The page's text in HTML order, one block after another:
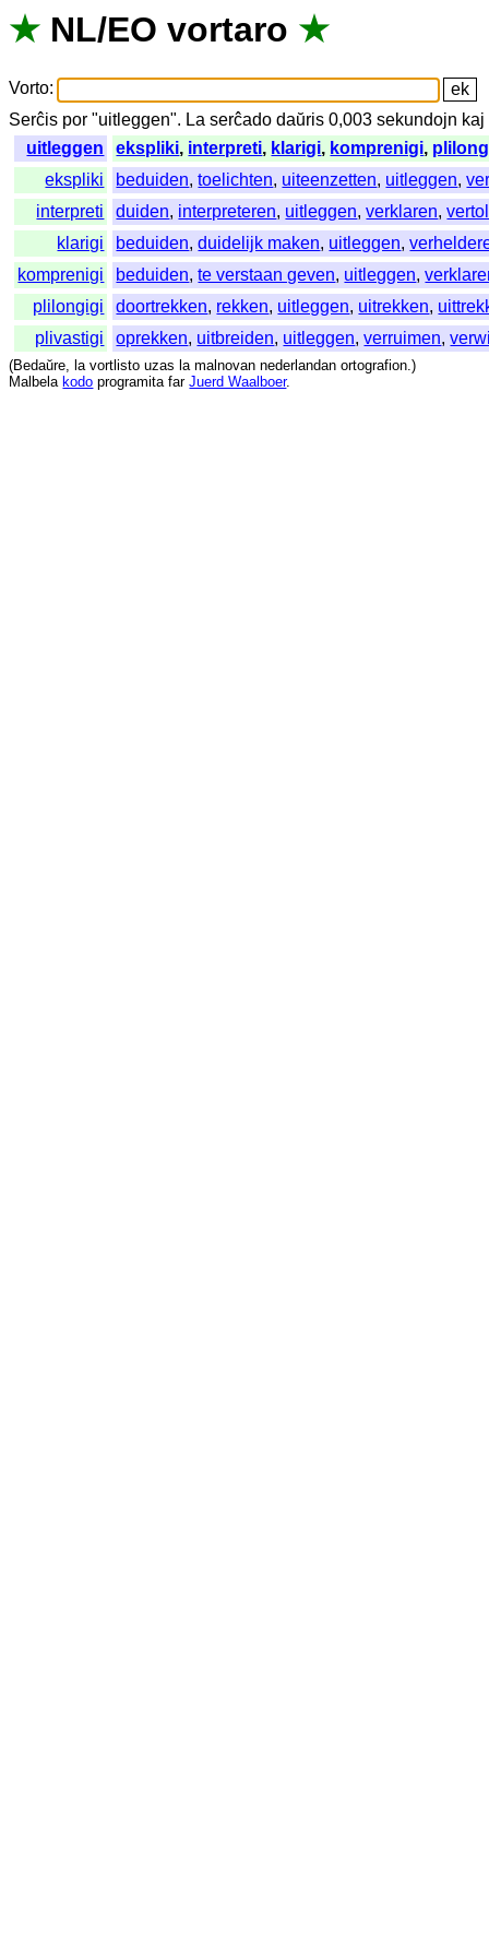
★ NL/EO vortaro ★
Vorto:
Serĉis por "uitleggen". La serĉado daŭris 0,003sekundojn kaj
uitleggen
ekspliki, interpreti, klarigi, komprenigi,
ekspliki
beduiden,toelichten, uiteenzetten, uitleggen,
interpreti
duiden, interpreteren, uitleggen,verklaren,
klarigi
beduiden,duidelijk maken, uitleggen,
komprenigi
beduiden,te verstaan geven, uitleggen,
plilongigi
doortrekken, rekken, uitleggen, uitrekken,
plivastigi
oprekken, uitbreiden, uitleggen,verruimen,
(Bedaŭre, la vortlisto uzas la malnovan nederlandan ortografion.)
Malbela kodo programita far Juerd Waalboer.